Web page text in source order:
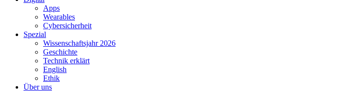
Apps
Wearables
Cybersicherheit
Spezial
Wissenschaftsjahr 2026
Geschichte
Technik erklärt
English
Ethik
Über uns